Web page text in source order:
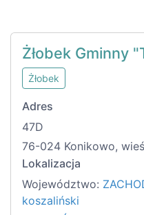
Żłobek Gminny
Żłobek
Adres
47D
76-024 Konikowo, wieś
Lokalizacja
Województwo:
koszaliński